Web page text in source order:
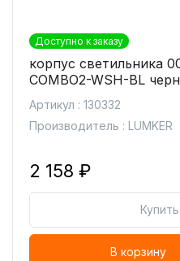
Доступно к заказу
корпус светильника
COMBO2-WSH-BL
Артикул : 130332
Производитель : LUMKER
2 158 ₽
В корзину